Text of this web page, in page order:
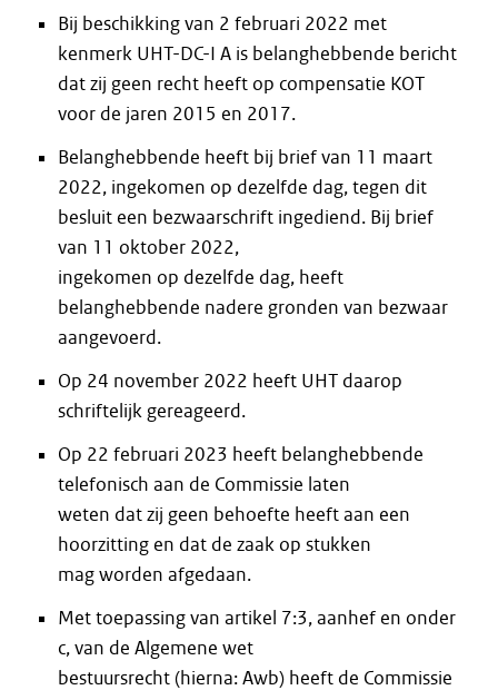
Bij beschikking van 2 februari 2022 met
kenmerk UHT-DC-I A is belanghebbende bericht
dat zij geen recht heeft op compensatie KOT
voor de jaren 2015 en 2017.
Belanghebbende heeft bij brief van 11 maart
2022, ingekomen op dezelfde dag, tegen dit
besluit een bezwaarschrift ingediend. Bij brief
van 11 oktober 2022,
ingekomen op dezelfde dag, heeft
belanghebbende nadere gronden van bezwaar
aangevoerd.
Op 24 november 2022 heeft UHT daarop
schriftelijk gereageerd.
Op 22 februari 2023 heeft belanghebbende
telefonisch aan de Commissie laten
weten dat zij geen behoefte heeft aan een
hoorzitting en dat de zaak op stukken
mag worden afgedaan.
Met toepassing van artikel 7:3, aanhef en onder
c, van de Algemene wet
bestuursrecht (hierna: Awb) heeft de Commissie